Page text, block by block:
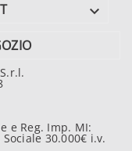

e Reg. Imp. MI:
30.000€ i.v.